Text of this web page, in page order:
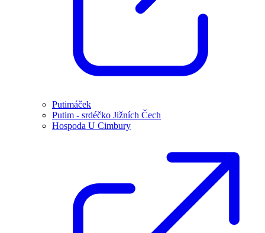
Putimáček
Putim - srdéčko Jižních Čech
Hospoda U Cimbury